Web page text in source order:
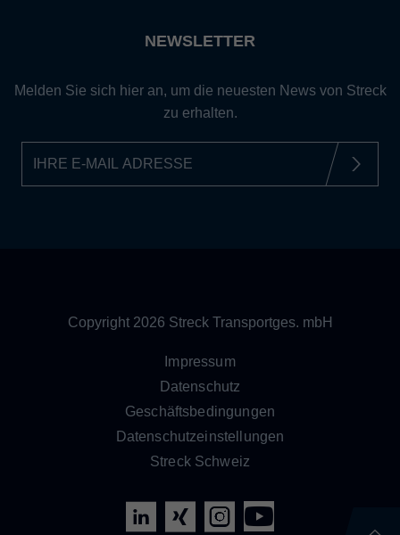
NEWSLETTER
Melden Sie sich hier an, um die neuesten News von Streck
zu erhalten.
Copyright 2026 Streck Transportges. mbH
Impressum
Datenschutz
Geschäftsbedingungen
Datenschutzeinstellungen
Streck Schweiz